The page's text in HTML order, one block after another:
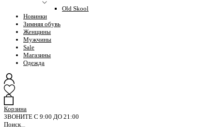
Old Skool
Новинки
Зимняя обувь
Женщины
Мужчины
Sale
Магазины
Одежда
Корзина
ЗВОНИТЕ С 9:00 ДО 21:00
Поиск